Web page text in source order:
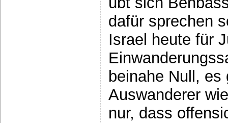
dafür sprechen
Israel heute für
beinahe Null,
Auswanderer
nur, dass